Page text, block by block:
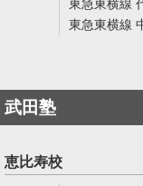
東急東横線
東急東横線
武田塾
恵比寿校